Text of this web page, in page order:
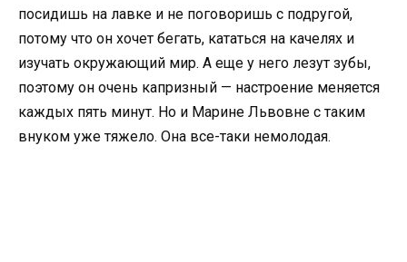
посидишь на лавке и не поговоришь с подругой,
потому что он хочет бегать, кататься на качелях и
изучать окружающий мир. А еще у него лезут зубы,
поэтому он очень капризный — настроение меняется
каждых пять минут. Но и Марине Львовне с таким
внуком уже тяжело. Она все-таки немолодая.